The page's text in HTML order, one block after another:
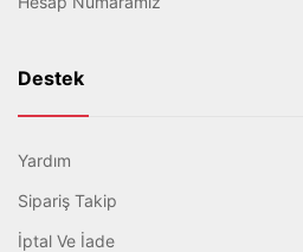
Destek
Yardım
Sipariş Takip
İptal Ve İade